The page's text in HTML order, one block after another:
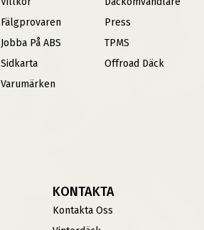
Fälgprovaren
Jobba På ABS
Sidkarta
Varumärken
Press
TPMS
Offroad Däck
KONTAKTA
Kontakta Oss